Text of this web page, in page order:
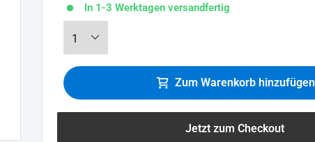
In 1-3 Werktagen versandfertig
Zum Warenkorb hinzufügen
Jetzt zum Checkout